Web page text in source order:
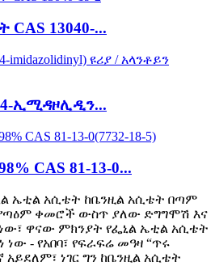
CAS 13040-...
4-ኢሚዳዞሊዲን...
CAS 81-13-0...
ኤቲል አሲቴት ከቤንዚል አሲቴት በጣም
የጣዕም ቀመሮች ውስጥ ያለው ድግግሞሽ እና
ዋናው ምክንያት የፌኒል ኤቲል አሲቴት
ነው - የአበባ፣ የፍራፍሬ መዓዛ “ጥሩ
ነገር ግን ከቤንዚል አሲቴት